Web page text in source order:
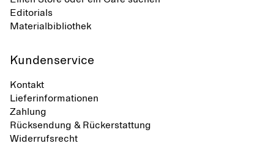
Editorials
Materialbibliothek
Kundenservice
Kontakt
Lieferinformationen
Zahlung
Rücksendung & Rückerstattung
Widerrufsrecht